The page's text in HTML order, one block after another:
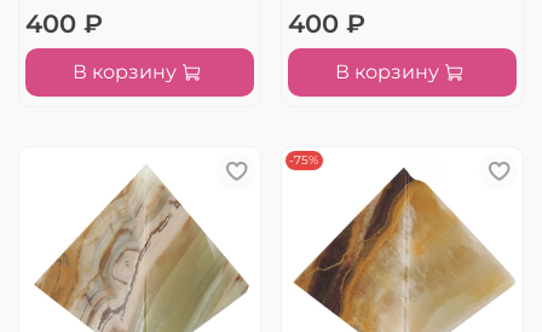
400 ₽
В корзину
400 ₽
В корзину
-75%